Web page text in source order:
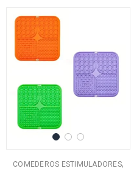
COMEDEROS ESTIMULADORES,